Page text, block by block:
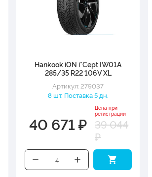
Hankook iON i*Cept IW01A
285/35 R22 106V XL
Артикул: 279037
8 шт. Поставка 5 дн.
40 671 ₽
Цена при
регистрации
39 044
₽